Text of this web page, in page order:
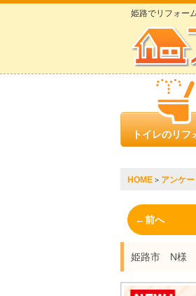
姫路でリフォー
トイレのリフ
HOME > アンケー
←前へ
姫路市 N様